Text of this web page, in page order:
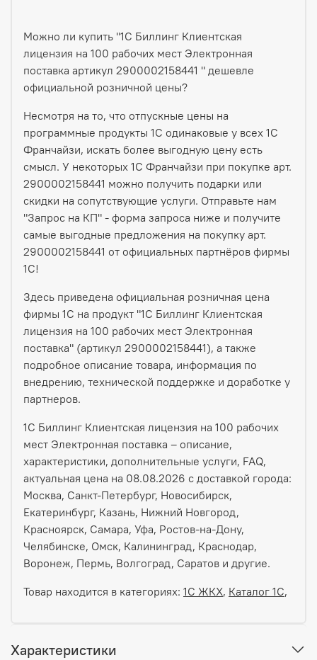
Можно ли купить "1С Биллинг Клиентская
лицензия на 100 рабочих мест Электронная
поставка артикул 2900002158441 " дешевле
официальной розничной цены?
Несмотря на то, что отпускные цены на
программные продукты 1С одинаковые у всех 1С
Франчайзи, искать более выгодную цену есть
смысл. У некоторых 1С Франчайзи при покупке арт.
2900002158441 можно получить подарки или
скидки на сопутствующие услуги. Отправьте нам
"Запрос на КП" - форма запроса ниже и получите
самые выгодные предложения на покупку арт.
2900002158441 от официальных партнёров фирмы
1С!
Здесь приведена официальная розничная цена
фирмы 1С на продукт "1С Биллинг Клиентская
лицензия на 100 рабочих мест Электронная
поставка" (артикул 2900002158441), а также
подробное описание товара, информация по
внедрению, технической поддержке и доработке у
партнеров.
1С Биллинг Клиентская лицензия на 100 рабочих
мест Электронная поставка – описание,
характеристики, дополнительные услуги, FAQ,
актуальная цена на 08.08.2026 с доставкой города:
Москва, Санкт-Петербург, Новосибирск,
Екатеринбург, Казань, Нижний Новгород,
Красноярск, Самара, Уфа, Ростов-на-Дону,
Челябинске, Омск, Калининград, Краснодар,
Воронеж, Пермь, Волгоград, Саратов и другие.
Товар находится в категориях: 1С ЖКХ, Каталог 1С,
Характеристики